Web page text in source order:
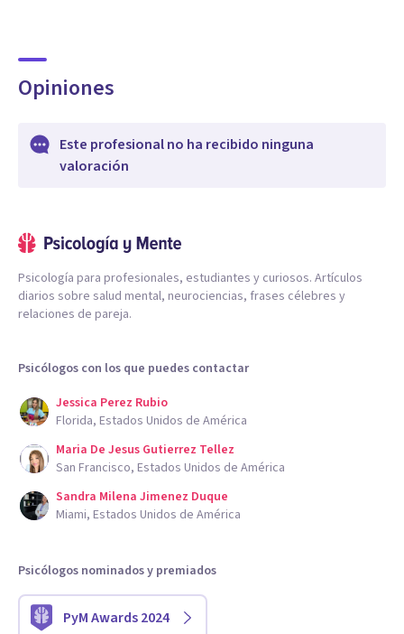
Opiniones
Este profesional no ha recibido ninguna
valoración
Psicología para profesionales, estudiantes y curiosos. Artículos
diarios sobre salud mental, neurociencias, frases célebres y
relaciones de pareja.
Psicólogos con los que puedes contactar
Jessica Perez Rubio
Florida, Estados Unidos de América
Maria De Jesus Gutierrez Tellez
San Francisco, Estados Unidos de América
Sandra Milena Jimenez Duque
Miami, Estados Unidos de América
Psicólogos nominados y premiados
PyM Awards 2024